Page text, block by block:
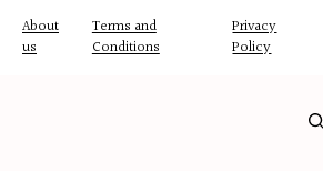
Skip
About
us
Terms and
Conditions
Privacy
Policy